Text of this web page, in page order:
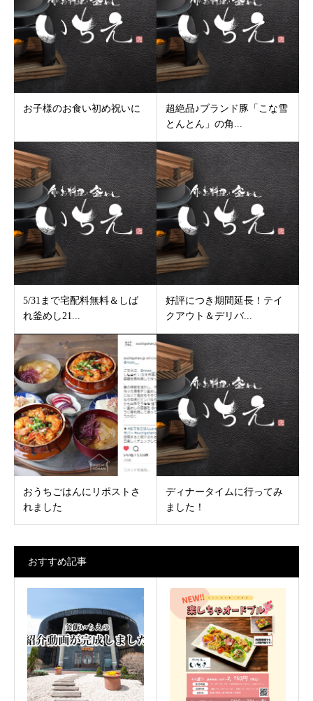
お子様のお食い初め祝いに
超絶品♪ブランド豚「こな雪
とんとん」の角...
5/31まで宅配料無料＆しば
れ釜めし21...
好評につき期間延長！テイ
クアウト＆デリバ...
おうちごはんにリポストさ
れました
ディナータイムに行ってみ
ました！
おすすめ記事